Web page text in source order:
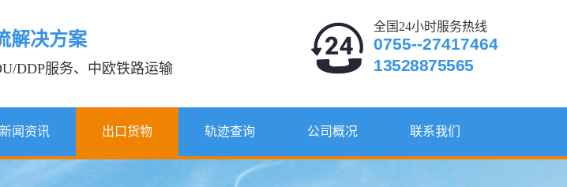
解决方案
全国24小时服务热线
0755--27417464
13528875565
DDP服务、中欧铁路运输
新闻资讯 出口货物 轨迹查询 公司概况 联系我们